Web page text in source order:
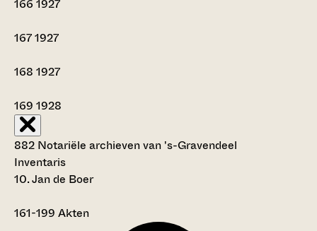
166 1927
1671927
168 1927
169 1928
882 Notariële archieven van 's-Gravendeel
Inventaris
10. Jan de Boer
161-199 Akten